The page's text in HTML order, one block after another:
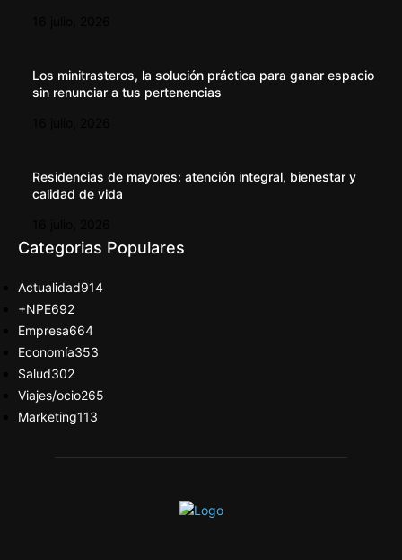
Los minitrasteros, la solución práctica para ganar espacio
sin renunciar a tus pertenencias
Residencias de mayores: atención integral, bienestar y
calidad de vida
Categorias Populares
Actualidad914
+NPE692
Empresa664
Economía353
Salud302
Viajes/ocio265
Marketing113